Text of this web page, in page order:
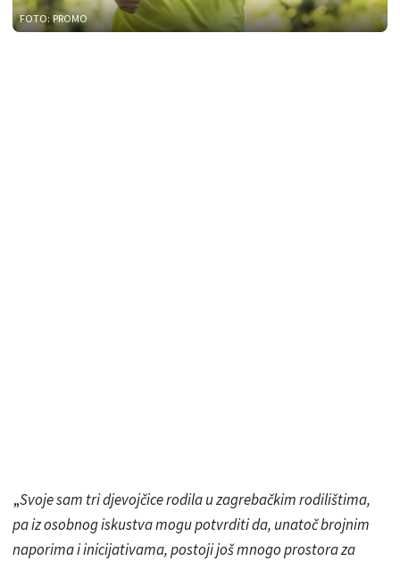
FOTO: PROMO
„Svoje sam tri djevojčice rodila u zagrebačkim rodilištima,
pa iz osobnog iskustva mogu potvrditi da, unatoč brojnim
naporima i inicijativama, postoji još mnogo prostora za